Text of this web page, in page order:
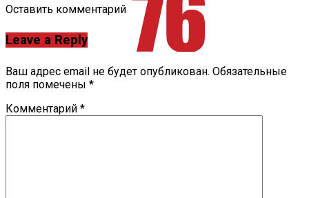
Оставить комментарий
Leave a Reply
Ваш адрес email не будет опубликован. Обязательные
поля помечены *
Комментарий *